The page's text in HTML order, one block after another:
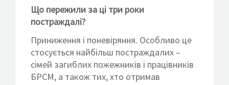
Що пережили за ці три роки
постраждалі?
Приниження і поневіряння. Особливо це
стосується найбільш постраждалих –
сімей загиблих пожежників і працівників
БРСМ, а також тих, хто отримав